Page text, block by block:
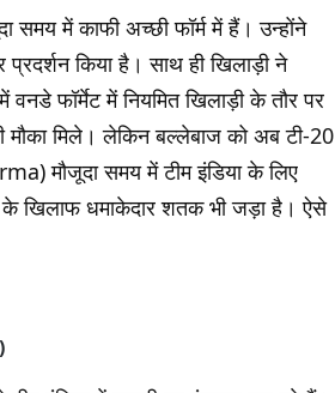
समय में काफी अच्छी फॉर्म में हैं। उन्होंने
किया है। साथ ही खिलाड़ी ने
फॉर्मेट में नियमित खिलाड़ी के तौर पर
मौका मिले। लेकिन बल्लेबाज को अब टी-20
मौजूदा समय में टीम इंडिया के लिए
खिलाफ धमाकेदार शतक भी जड़ा है। ऐसे